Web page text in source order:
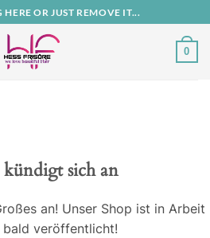
OR JUST REMOVE IT...
0
kündigt sich an
an! Unser Shop ist in Arbeit
bald veröffentlicht!